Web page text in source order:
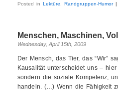
Posted in Lektüre Randgruppen-Humor |
Menschen, Maschinen,
Wednesday, April 15th, 2009
Der Mensch, das Tier, das “Wir”
Kausalität unterscheidet uns –
sondern die soziale Kompetenz,
handeln. (…) Wenn die Fähigkeit